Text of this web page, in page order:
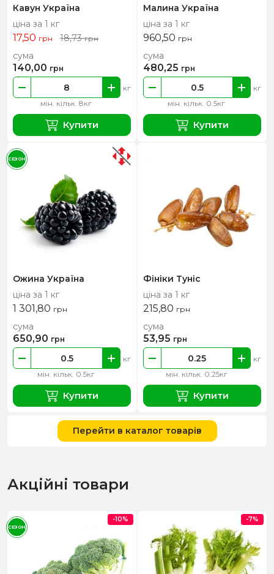
Кавун Україна
ціна за 1 кг
17,50 грн 18,73грн
мін. кільк. 8кг
кг
сума
140,00 грн
Купити
Малина Україна
ціна за 1 кг
960,50 грн
мін. кільк. 0.5кг
кг
сума
480,25 грн
Купити
Ожина Україна
ціна за 1 кг
1 301,80 грн
мін. кільк. 0.5кг
кг
сума
650,90 грн
Купити
СЕЗОН
Фініки Туніс
ціна за 1 кг
215,80 грн
мін. кільк. 0.25кг
кг
сума
53,95 грн
Купити
Перейти в каталог товарів
Акційні товари
-10%
СЕЗОН
-7%